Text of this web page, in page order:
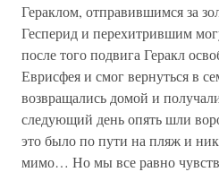
Гераклом, отправившимся за
Гесперид и перехитрившим
после того подвига Геракл
Еврисфея и смог вернуться в
возвращались домой и
следующий день опять шли
это было по пути на пляж и
мимо… Но мы все равно